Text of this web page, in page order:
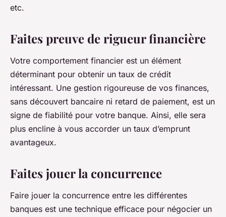
etc.
Faites preuve de rigueur financière
Votre comportement financier est un élément
déterminant pour obtenir un taux de crédit
intéressant. Une gestion rigoureuse de vos finances,
sans découvert bancaire ni retard de paiement, est un
signe de fiabilité pour votre banque. Ainsi, elle sera
plus encline à vous accorder un taux d’emprunt
avantageux.
Faites jouer la concurrence
Faire jouer la concurrence entre les différentes
banques est une technique efficace pour négocier un